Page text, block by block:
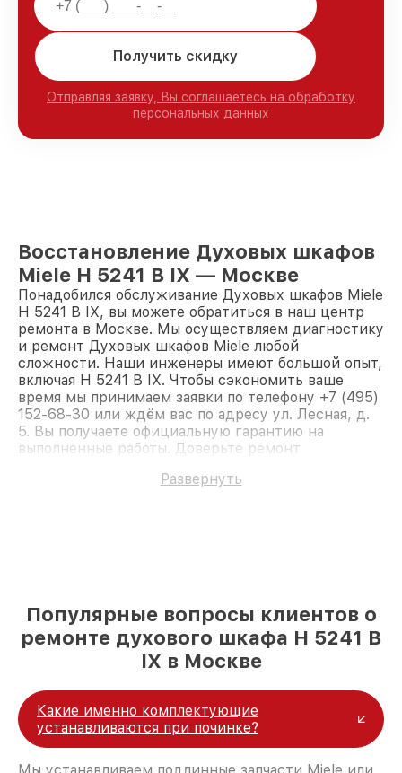
Получить скидку
Отправляя заявку, Вы соглашаетесь на обработку
персональных данных
Восстановление Духовых шкафов
Miele H 5241 B IX — Москве
Понадобился обслуживание Духовых шкафов Miele
H 5241 B IX, вы можете обратиться в наш центр
ремонта в Москве. Мы осуществляем диагностику
и ремонт Духовых шкафов Miele любой
сложности. Наши инженеры имеют большой опыт,
включая H 5241 B IX. Чтобы сэкономить ваше
время мы принимаем заявки по телефону +7 (495)
152-68-30 или ждём вас по адресу ул. Лесная, д.
5. Вы получаете официальную гарантию на
выполненные работы. Доверьте ремонт
Развернуть
Популярные вопросы клиентов о
ремонте духового шкафа H 5241 B
IX в Москве
Какие именно комплектующие
устанавливаются при починке?